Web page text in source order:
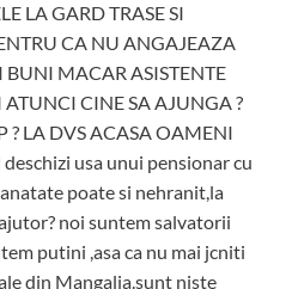
LA GARD TRASE SI
CA NU ANGAJEAZA
MACAR ASISTENTE
CINE SA AJUNGA ?
? LA DVS ACASA OAMENI
usa unui pensionar cu
poate si nehranit,la
noi suntem salvatorii
putini ,asa ca nu mai jcniti
din Mangalia.sunt niste